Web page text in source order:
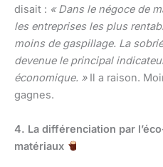
disait : « Dans le négoce de
les entreprises les plus
moins de gaspillage. La
devenue le principal
économique. »Il a raison.
gagnes.
4. La différenciation par
matériaux